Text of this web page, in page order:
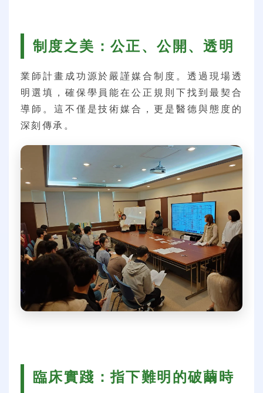
制度之美：公正、公開、透明
業師計畫成功源於嚴謹媒合制度。透過現場透
明選填，確保學員能在公正規則下找到最契合
導師。這不僅是技術媒合，更是醫德與態度的
深刻傳承。
臨床實踐：指下難明的破繭時